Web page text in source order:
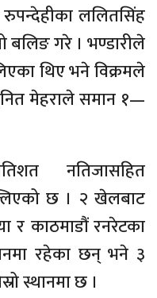
रुपन्देहीका ललितसिंह
बलिङ गरे । भण्डारीले
थिए भने विक्रमले
मेहराले समान १—
नतिजासहित
छ । २ खेलबाट
र काठमाडौं रनरेटका
रहेका छन् भने ३
स्थानमा छ ।